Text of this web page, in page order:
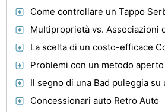
Come controllare un Tappo
Il segno di una Bad puleggia
Concessionari auto Retro Auto